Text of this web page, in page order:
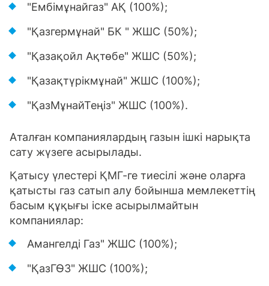
"Ембімұнайгаз" АҚ (100%);
"Қазгермұнай" БК " ЖШС (50%);
"Қазақойл Ақтөбе" ЖШС (50%);
"Қазақтүрікмұнай" ЖШС (100%);
"ҚазМұнайТеңіз" ЖШС (100%).
Аталған компаниялардың газын ішкі нарықта
сату жүзеге асырылады.
Қатысу үлестері ҚМГ-ге тиесілі және оларға
қатысты газ сатып алу бойынша мемлекеттің
басым құқығы іске асырылмайтын
компаниялар:
Амангелді Газ" ЖШС (100%);
"ҚазГӨЗ" ЖШС (100%);